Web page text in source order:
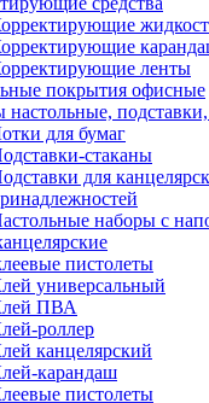
ленты
покрытия офисные
настольные,
для бумаг
стаканы
для
наборы с
пистолеты
универсальный
ПВА
роллер
канцелярский
карандаш
пистолеты